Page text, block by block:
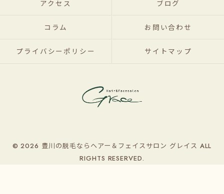
アクセス ブログ
コラム お問い合わせ
プライバシーポリシー サイトマップ
© 2026 豊川の脱毛ならヘアー＆フェイスサロン グレイス ALL
RIGHTS RESERVED.